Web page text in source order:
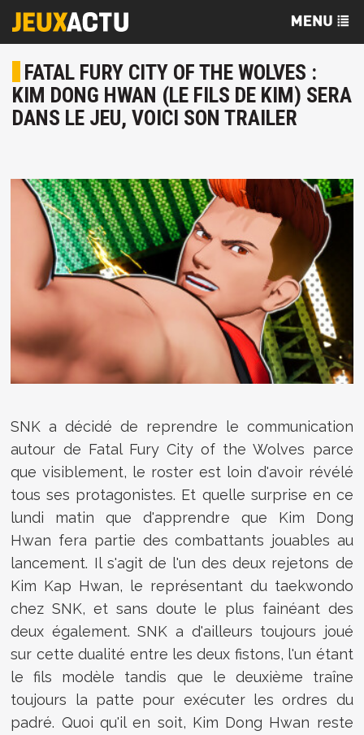
FATAL FURY CITY OF THE WOLVES :
KIM DONG HWAN (LE FILS DE KIM) SERA
DANS LE JEU, VOICI SON TRAILER
SNK a décidé de reprendre le communication
autour de Fatal Fury City of the Wolves parce
que visiblement, le roster est loin d'avoir révélé
tous ses protagonistes. Et quelle surprise en ce
lundi matin que d'apprendre que Kim Dong
Hwan fera partie des combattants jouables au
lancement. Il s'agit de l'un des deux rejetons de
Kim Kap Hwan, le représentant du taekwondo
chez SNK, et sans doute le plus fainéant des
deux également. SNK a d'ailleurs toujours joué
sur cette dualité entre les deux fistons, l'un étant
le fils modèle tandis que le deuxième traîne
toujours la patte pour exécuter les ordres du
padré. Quoi qu'il en soit, Kim Dong Hwan reste